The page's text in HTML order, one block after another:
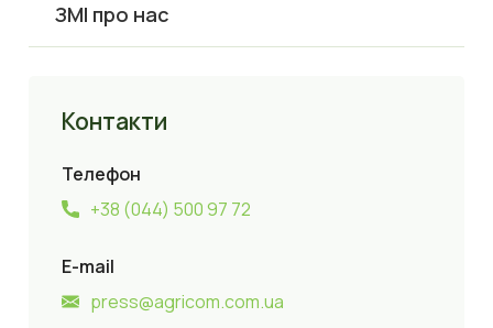
ЗМІ про нас
Контакти
Телефон
+38 (044) 500 97 72
E-mail
press@agricom.com.ua